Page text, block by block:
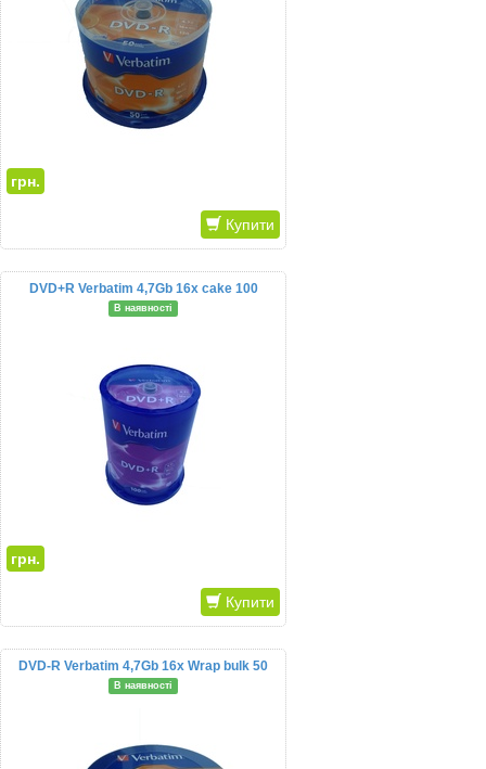
грн.
Купити
DVD+R Verbatim 4,7Gb 16x cake 100
В наявності
грн.
Купити
DVD-R Verbatim 4,7Gb 16x Wrap bulk 50
В наявності